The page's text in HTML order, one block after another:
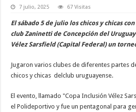
7 julio, 2025 67 Visitas
El sábado 5 de julio los chicos y chicas
club Zaninetti de Concepción del
Vélez Sarsfield (Capital Federal) un
Jugaron varios clubes de diferentes partes
chicos y chicas delclub uruguayense.
El evento, llamado "Copa Inclusión Vélez
el Polideportivo y fue un pentagonal para